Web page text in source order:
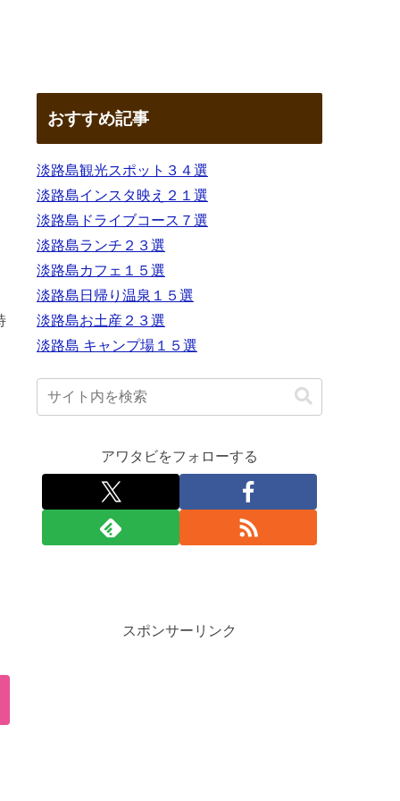
おすすめ記事
淡路島観光スポット３４選
淡路島インスタ映え２１選
淡路島ドライブコース７選
淡路島ランチ２３選
淡路島カフェ１５選
淡路島日帰り温泉１５選
淡路島お土産２３選
淡路島 キャンプ場１５選
アワタビをフォローする
スポンサーリンク